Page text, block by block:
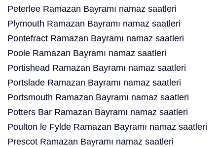
Peterlee Ramazan Bayramı namaz saatleri
Plymouth Ramazan Bayramı namaz saatleri
Pontefract Ramazan Bayramı namaz saatleri
Poole Ramazan Bayramı namaz saatleri
Portishead Ramazan Bayramı namaz saatleri
Portslade Ramazan Bayramı namaz saatleri
Portsmouth Ramazan Bayramı namaz saatleri
Potters Bar Ramazan Bayramı namaz saatleri
Poulton le Fylde Ramazan Bayramı namaz saatleri
Prescot Ramazan Bayramı namaz saatleri